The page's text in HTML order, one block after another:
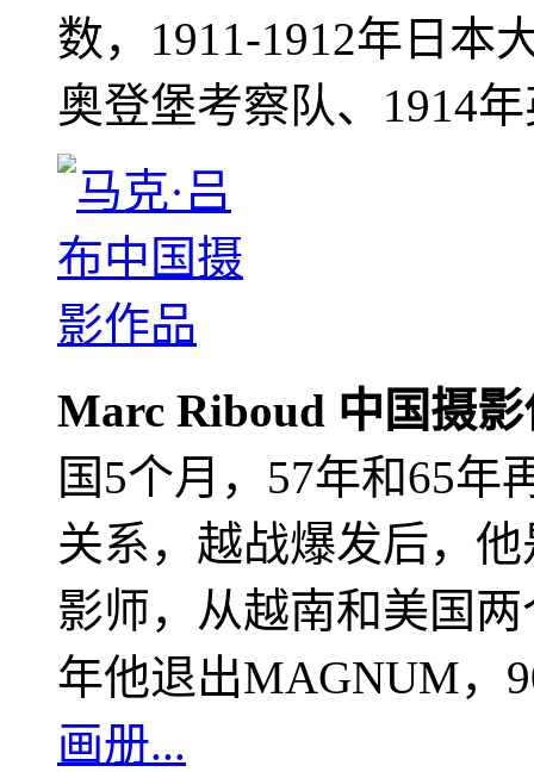
数，1911-1912年日本
奥登堡考察队、1914
Marc Riboud 中国摄
国5个月，57年和65年
关系，越战爆发后，
影师，从越南和美国
年他退出MAGNUM，
画册...